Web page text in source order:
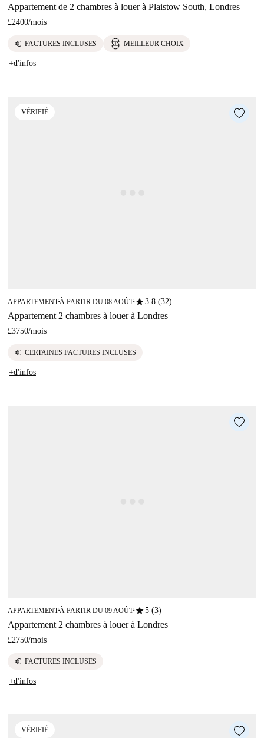
Appartement de 2 chambres à louer à Plaistow South, Londres
£2400/mois
euro FACTURES INCLUSES MEILLEUR CHOIX
+d'infos
VÉRIFIÉ
APPARTEMENT■À PARTIR DU 08 AOÛT■star3.8 (32)
Appartement 2 chambres à louer à Londres
£3750/mois
euro CERTAINES FACTURES INCLUSES
+d'infos
APPARTEMENT■À PARTIR DU 09 AOÛT■star5 (3)
Appartement 2 chambres à louer à Londres
£2750/mois
euro FACTURES INCLUSES
+d'infos
VÉRIFIÉ